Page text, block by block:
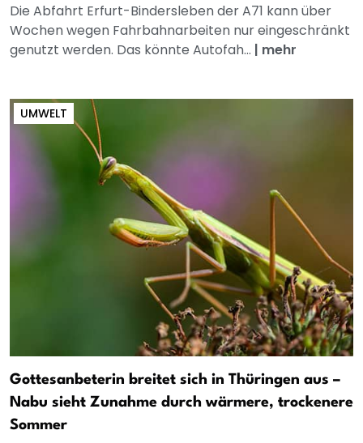
Die Abfahrt Erfurt-Bindersleben der A71 kann über
Wochen wegen Fahrbahnarbeiten nur eingeschränkt
genutzt werden. Das könnte Autofah... | mehr
UMWELT
Gottesanbeterin breitet sich in Thüringen aus –
Nabu sieht Zunahme durch wärmere, trockenere
Sommer